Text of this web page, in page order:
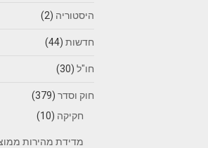
היסטוריה (2)
חדשות (44)
חו"ל (30)
חוק וסדר (379)
חקיקה (10)
מדידת מהירות